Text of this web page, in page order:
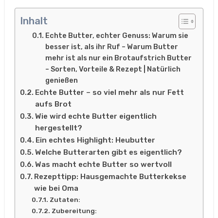
Inhalt
Echte Butter, echter Genuss: Warum sie
besser ist, als ihr Ruf – Warum Butter
mehr ist als nur ein Brotaufstrich Butter
– Sorten, Vorteile & Rezept | Natürlich
genießen
Echte Butter – so viel mehr als nur Fett
aufs Brot
Wie wird echte Butter eigentlich
hergestellt?
Ein echtes Highlight: Heubutter
Welche Butterarten gibt es eigentlich?
Was macht echte Butter so wertvoll
Rezepttipp: Hausgemachte Butterkekse
wie bei Oma
Zutaten:
Zubereitung: